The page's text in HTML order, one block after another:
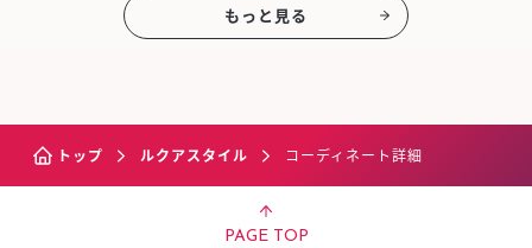
もっと見る
トップ ルクアスタイル コーディネート詳細
PAGE TOP